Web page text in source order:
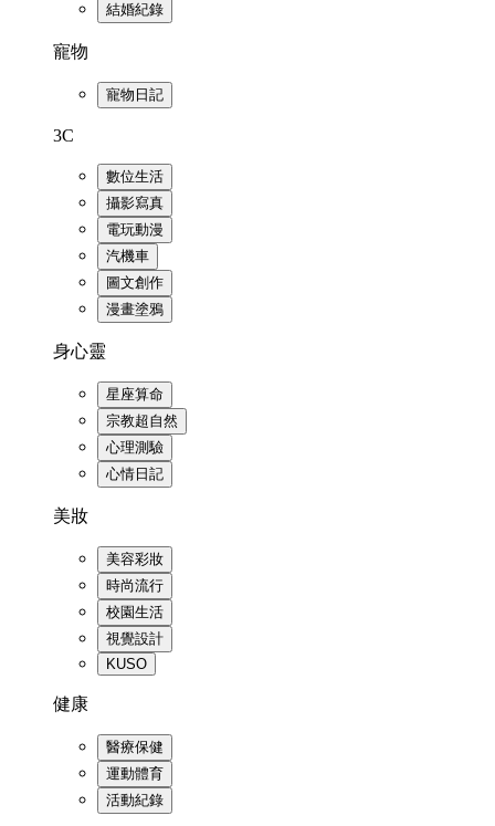
結婚紀錄
寵物
寵物日記
3C
數位生活
攝影寫真
電玩動漫
汽機車
圖文創作
漫畫塗鴉
身心靈
星座算命
宗教超自然
心理測驗
心情日記
美妝
美容彩妝
時尚流行
校園生活
視覺設計
KUSO
健康
醫療保健
運動體育
活動紀錄